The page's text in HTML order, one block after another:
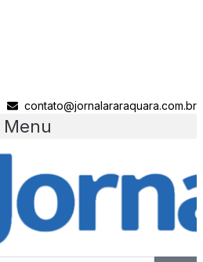
contato@jornalararaquara.com.br
Menu